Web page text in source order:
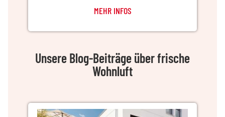
MEHR INFOS
Unsere Blog-Beiträge über frische
Wohnluft